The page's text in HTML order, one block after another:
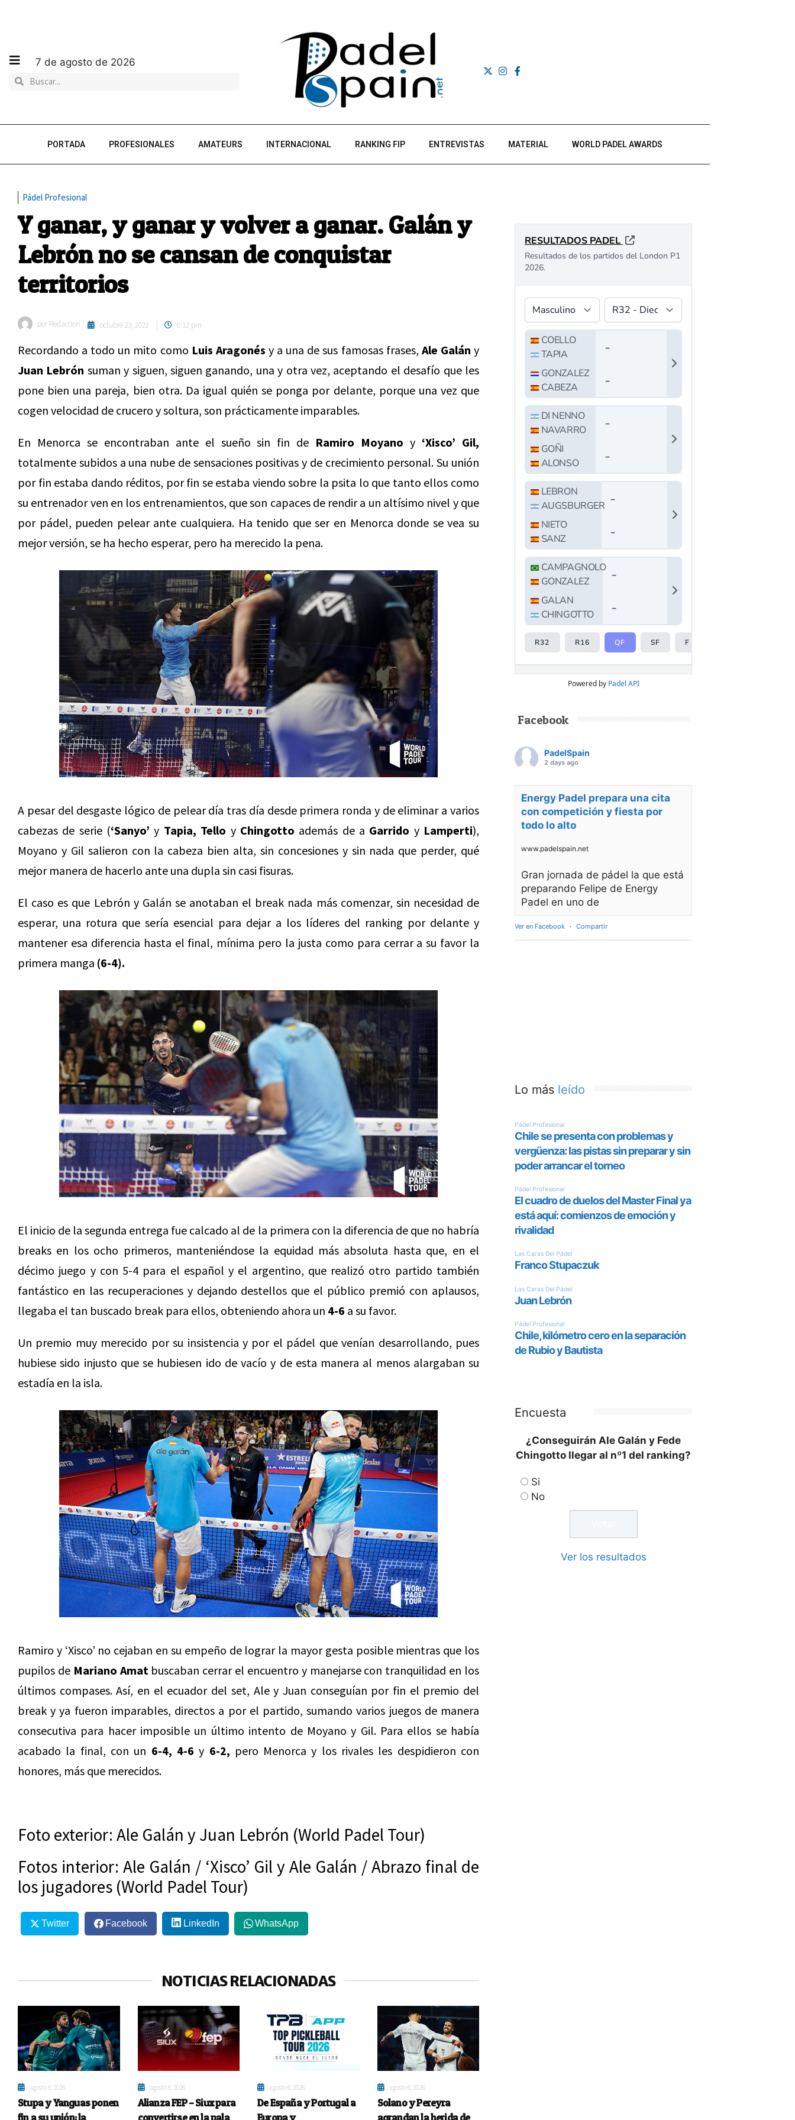
7 de agosto de 2026
PORTADA PROFESIONALES AMATEURS INTERNACIONAL RANKING FIP ENTREVISTAS MATERIAL WORLD PADEL AWARDS
Pádel Profesional
Y ganar, y ganar y volver a ganar. Galán y
Lebrón no se cansan de conquistar
territorios
por Redaccion octubre 23, 2022 6:12 pm
Recordando a todo un mito como Luis Aragonés y a una de sus famosas frases, Ale Galán y
Juan Lebrón suman y siguen, siguen ganando, una y otra vez, aceptando el desafío que les
pone bien una pareja, bien otra. Da igual quién se ponga por delante, porque una vez que
cogen velocidad de crucero y soltura, son prácticamente imparables.
En Menorca se encontraban ante el sueño sin fin de Ramiro Moyano y ‘Xisco’ Gil,
totalmente subidos a una nube de sensaciones positivas y de crecimiento personal. Su unión
por fin estaba dando réditos, por fin se estaba viendo sobre la psita lo que tanto ellos como
su entrenador ven en los entrenamientos, que son capaces de rendir a un altísimo nivel y que
por pádel, pueden pelear ante cualquiera. Ha tenido que ser en Menorca donde se vea su
mejor versión, se ha hecho esperar, pero ha merecido la pena.
A pesar del desgaste lógico de pelear día tras día desde primera ronda y de eliminar a varios
cabezas de serie (‘Sanyo’ y Tapia, Tello y Chingotto además de a Garrido y Lamperti),
Moyano y Gil salieron con la cabeza bien alta, sin concesiones y sin nada que perder, qué
mejor manera de hacerlo ante una dupla sin casi fisuras.
El caso es que Lebrón y Galán se anotaban el break nada más comenzar, sin necesidad de
esperar, una rotura que sería esencial para dejar a los líderes del ranking por delante y
mantener esa diferencia hasta el final, mínima pero la justa como para cerrar a su favor la
primera manga (6-4).
El inicio de la segunda entrega fue calcado al de la primera con la diferencia de que no habría
breaks en los ocho primeros, manteniéndose la equidad más absoluta hasta que, en el
décimo juego y con 5-4 para el español y el argentino, que realizó otro partido también
fantástico en las recuperaciones y dejando destellos que el público premió con aplausos,
llegaba el tan buscado break para ellos, obteniendo ahora un 4-6 a su favor.
Un premio muy merecido por su insistencia y por el pádel que venían desarrollando, pues
hubiese sido injusto que se hubiesen ido de vacío y de esta manera al menos alargaban su
estadía en la isla.
Ramiro y ‘Xisco’ no cejaban en su empeño de lograr la mayor gesta posible mientras que los
pupilos de Mariano Amatbuscaban cerrar el encuentro y manejarse con tranquilidad en los
últimos compases. Así, en el ecuador del set, Ale y Juan conseguían por fin el premio del
break y ya fueron imparables, directos a por el partido, sumando varios juegos de manera
consecutiva para hacer imposible un último intento de Moyano y Gil. Para ellos se había
acabado la final, con un 6-4, 4-6 y 6-2, pero Menorca y los rivales les despidieron con
honores, más que merecidos.
Foto exterior: Ale Galán y Juan Lebrón (World Padel Tour)
Fotos interior: Ale Galán / ‘Xisco’ Gil y Ale Galán / Abrazo final de
los jugadores (World Padel Tour)
Twitter Facebook LinkedIn WhatsApp
NOTICIAS RELACIONADAS
agosto 6, 2026
Stupa y Yanguas ponen
fin a su unión: la
agosto 6, 2026
Alianza FEP – Siux para
convertirse en la pala
agosto 6, 2026
De España y Portugal a
Europa y
agosto 6, 2026
Solano y Pereyra
agrandan la herida de
Powered by Padel API
Facebook
PadelSpain
2 days ago
Energy Padel prepara una cita
con competición y fiesta por
todo lo alto
www.padelspain.net
Gran jornada de pádel la que está
preparando Felipe de Energy
Padel en uno de
Ver en Facebook · Compartir
Lo más leído
Encuesta
¿Conseguirán Ale Galán y Fede
Chingotto llegar al nº1 del ranking?
Si
No
Ver los resultados